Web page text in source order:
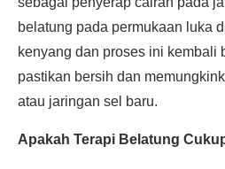
belatung pada permukaan luka
kenyang dan proses ini kembali
pastikan bersih dan
atau jaringan sel baru.
Apakah Terapi Belatung